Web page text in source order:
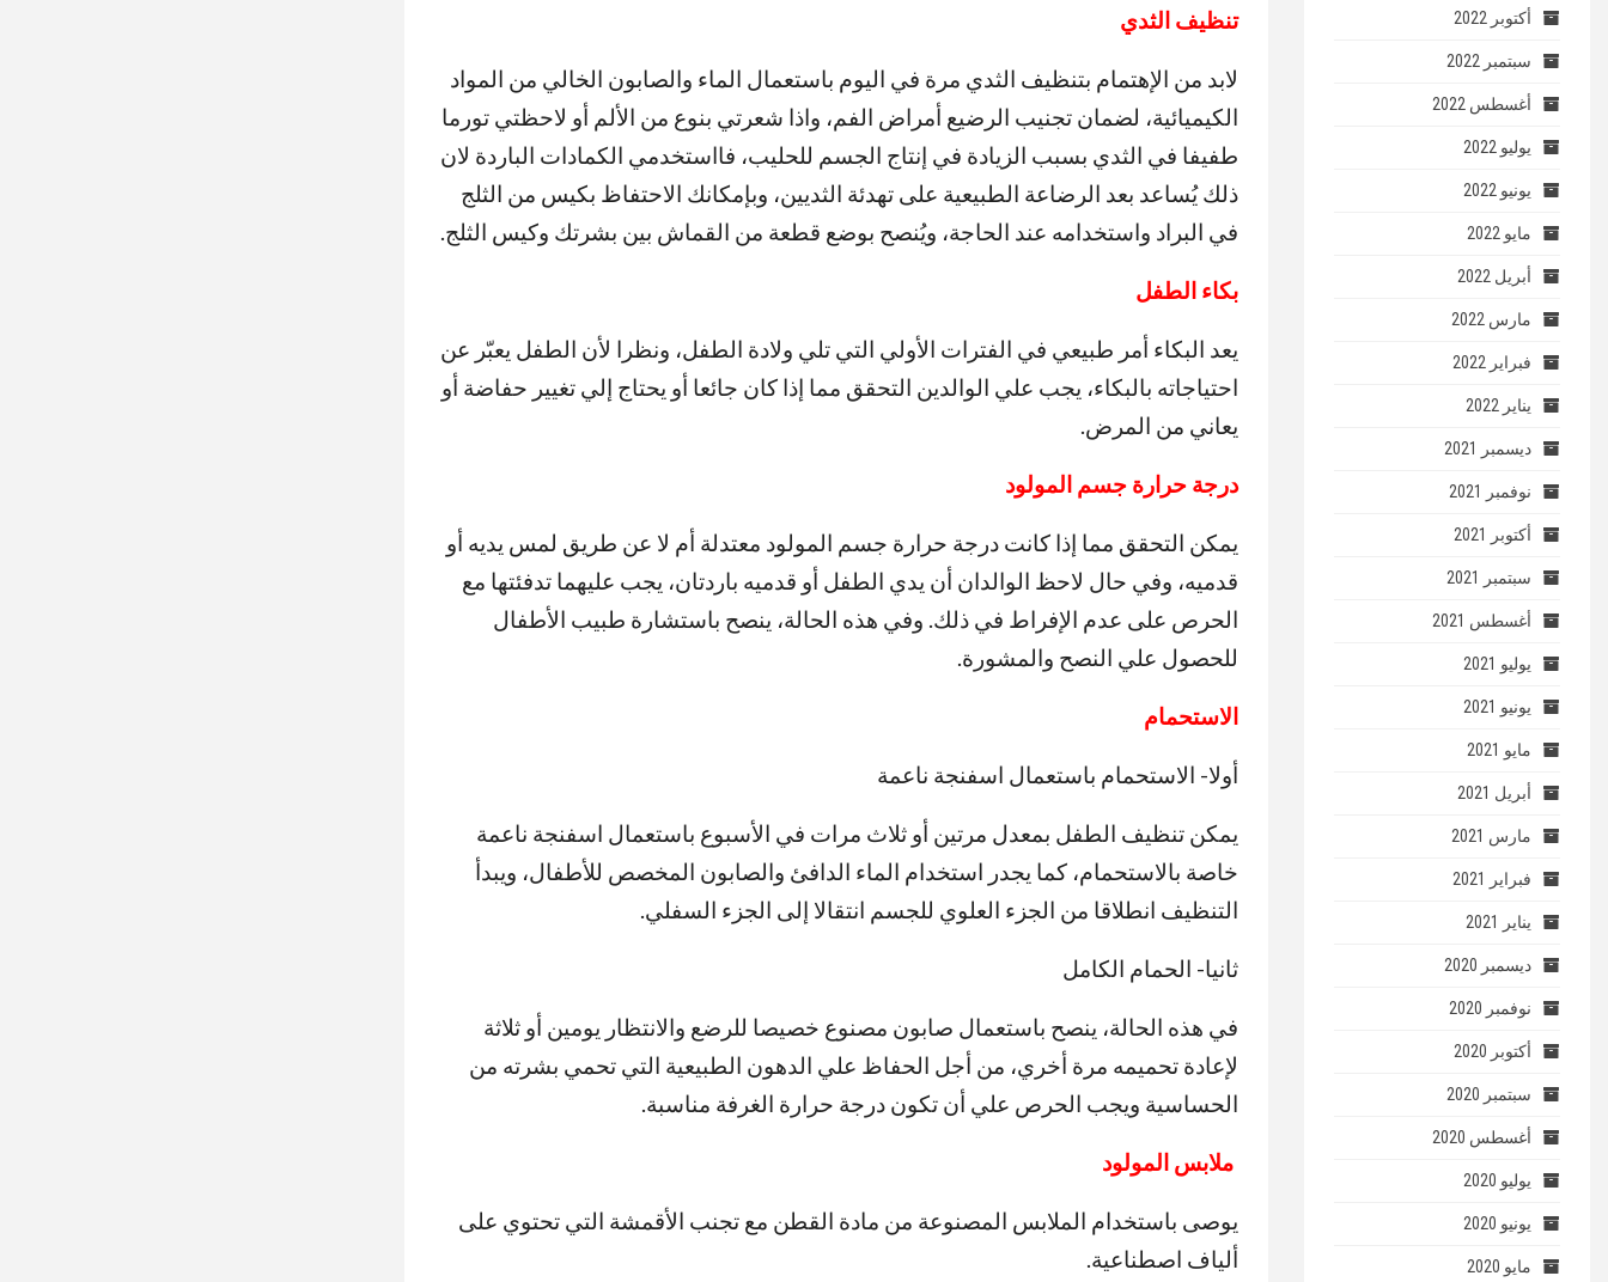
تنظيف الثدي
لابد من الإهتمام بتنظيف الثدي مرة في اليوم باستعمال الماء والصابون الخالي من المواد
الكيميائية، لضمان تجنيب الرضيع أمراض الفم، واذا شعرتي بنوع من الألم أو لاحظتي تورما
طفيفا في الثدي بسبب الزيادة في إنتاج الجسم للحليب، فااستخدمي الكمادات الباردة لان
ذلك يُساعد بعد الرضاعة الطبيعية على تهدئة الثديين، وبإمكانك الاحتفاظ بكيس من الثلج
في البراد واستخدامه عند الحاجة، ويُنصح بوضع قطعة من القماش بين بشرتك وكيس الثلج.
بكاء الطفل
يعد البكاء أمر طبيعي في الفترات الأولي التي تلي ولادة الطفل، ونظرا لأن الطفل يعبّر عن
احتياجاته بالبكاء، يجب علي الوالدين التحقق مما إذا كان جائعا أو يحتاج إلي تغيير حفاضة أو
يعاني من المرض.
درجة حرارة جسم المولود
يمكن التحقق مما إذا كانت درجة حرارة جسم المولود معتدلة أم لا عن طريق لمس يديه أو
قدميه، وفي حال لاحظ الوالدان أن يدي الطفل أو قدميه باردتان، يجب عليهما تدفئتها مع
الحرص على عدم الإفراط في ذلك. وفي هذه الحالة، ينصح باستشارة طبيب الأطفال
للحصول علي النصح والمشورة.
الاستحمام
أولا- الاستحمام باستعمال اسفنجة ناعمة
يمكن تنظيف الطفل بمعدل مرتين أو ثلاث مرات في الأسبوع باستعمال اسفنجة ناعمة
خاصة بالاستحمام، كما يجدر استخدام الماء الدافئ والصابون المخصص للأطفال، ويبدأ
التنظيف انطلاقا من الجزء العلوي للجسم انتقالا إلى الجزء السفلي.
ثانيا- الحمام الكامل
في هذه الحالة، ينصح باستعمال صابون مصنوع خصيصا للرضع والانتظار يومين أو ثلاثة
لإعادة تحميمه مرة أخري، من أجل الحفاظ علي الدهون الطبيعية التي تحمي بشرته من
الحساسية ويجب الحرص علي أن تكون درجة حرارة الغرفة مناسبة.
ملابس المولود
يوصى باستخدام الملابس المصنوعة من مادة القطن مع تجنب الأقمشة التي تحتوي على
ألياف اصطناعية.
أكتوبر 2022
سبتمبر 2022
أغسطس 2022
يوليو 2022
يونيو 2022
مايو 2022
أبريل 2022
مارس 2022
فبراير 2022
يناير 2022
ديسمبر 2021
نوفمبر 2021
أكتوبر 2021
سبتمبر 2021
أغسطس 2021
يوليو 2021
يونيو 2021
مايو 2021
أبريل 2021
مارس 2021
فبراير 2021
يناير 2021
ديسمبر 2020
نوفمبر 2020
أكتوبر 2020
سبتمبر 2020
أغسطس 2020
يوليو 2020
يونيو 2020
مايو 2020